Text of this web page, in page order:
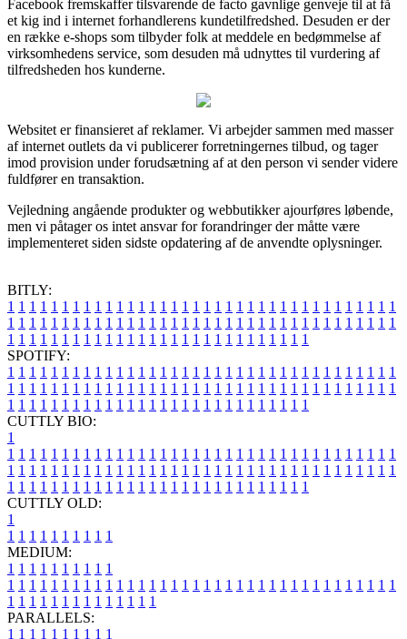
Facebook fremskaffer tilsvarende de facto gavnlige genveje til at få
et kig ind i internet forhandlerens kundetilfredshed. Desuden er der
en række e-shops som tilbyder folk at meddele en bedømmelse af
virksomhedens service, som desuden må udnyttes til vurdering af
tilfredsheden hos kunderne.
Websitet er finansieret af reklamer. Vi arbejder sammen med masser
af internet outlets da vi publicerer forretningernes tilbud, og tager
imod provision under forudsætning af at den person vi sender videre
fuldfører en transaktion.
Vejledning angående produkter og webbutikker ajourføres løbende,
men vi påtager os intet ansvar for forandringer der måtte være
implementeret siden sidste opdatering af de anvendte oplysninger.
BITLY:
1 1 1 1 1 1 1 1 1 1 1 1 1 1 1 1 1 1 1 1 1 1 1 1 1 1 1 1 1 1 1 1 1 1 1 1
1 1 1 1 1 1 1 1 1 1 1 1 1 1 1 1 1 1 1 1 1 1 1 1 1 1 1 1 1 1 1 1 1 1 1 1
1 1 1 1 1 1 1 1 1 1 1 1 1 1 1 1 1 1 1 1 1 1 1 1 1 1 1 1
SPOTIFY:
1 1 1 1 1 1 1 1 1 1 1 1 1 1 1 1 1 1 1 1 1 1 1 1 1 1 1 1 1 1 1 1 1 1 1 1
1 1 1 1 1 1 1 1 1 1 1 1 1 1 1 1 1 1 1 1 1 1 1 1 1 1 1 1 1 1 1 1 1 1 1 1
1 1 1 1 1 1 1 1 1 1 1 1 1 1 1 1 1 1 1 1 1 1 1 1 1 1 1 1
CUTTLY BIO:
1
1 1 1 1 1 1 1 1 1 1 1 1 1 1 1 1 1 1 1 1 1 1 1 1 1 1 1 1 1 1 1 1 1 1 1 1
1 1 1 1 1 1 1 1 1 1 1 1 1 1 1 1 1 1 1 1 1 1 1 1 1 1 1 1 1 1 1 1 1 1 1 1
1 1 1 1 1 1 1 1 1 1 1 1 1 1 1 1 1 1 1 1 1 1 1 1 1 1 1 1
CUTTLY OLD:
1
1 1 1 1 1 1 1 1 1 1
MEDIUM:
1 1 1 1 1 1 1 1 1 1
1 1 1 1 1 1 1 1 1 1 1 1 1 1 1 1 1 1 1 1 1 1 1 1 1 1 1 1 1 1 1 1 1 1 1 1
1 1 1 1 1 1 1 1 1 1 1 1 1 1
PARALLELS:
1 1 1 1 1 1 1 1 1 1